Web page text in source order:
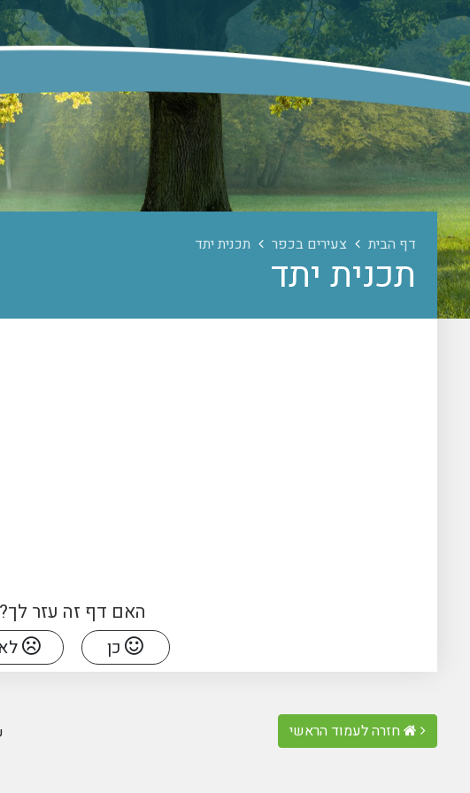
דף הבית צעירים בכפר תכנית יתד
תכנית יתד
האם דף זה עזר לך?
כן
חזרה לעמוד הראשי